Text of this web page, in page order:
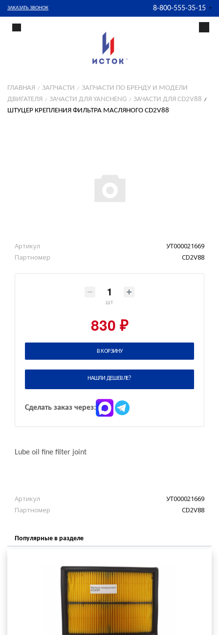
ЗАКАЗАТЬ ЗВОНОК 8-800-555-35-15
ГЛАВНАЯ ЗАПЧАСТИ
ЗАПЧАСТИ ПО БРЕНДУ И МОДЕЛИ
ДВИГАТЕЛЯ
ЗАЧАСТИ ДЛЯ YANCHENG
ЗАЧАСТИ ДЛЯ CD2V88
ШТУЦЕР КРЕПЛЕНИЯ ФИЛЬТРА МАСЛЯНОГО CD2V88
Артикул
УТ000021669
Партномер
CD2V88
шт
830 ₽
В КОРЗИНУ
НАШЛИ ДЕШЕВЛЕ?
Сделать заказ через:
Lube oil fine filter joint
Артикул
УТ000021669
Партномер
CD2V88
Популярные в разделе